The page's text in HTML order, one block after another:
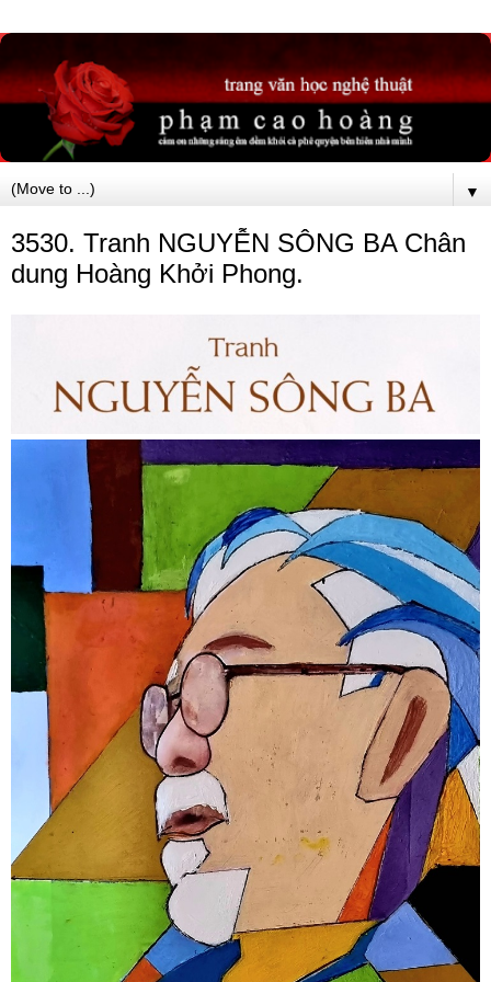
▼
3530. Tranh NGUYỄN SÔNG BA Chân
dung Hoàng Khởi Phong.